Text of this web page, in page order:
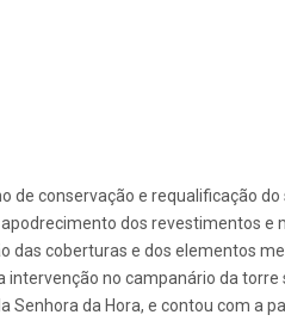
de conservação e requalificação do
dos revestimentos e
coberturas e dos elementos
intervenção no campanário da torre
da Hora, e contou com a